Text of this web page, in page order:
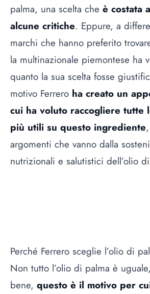
palma, una scelta che è costata
alcune critiche. Eppure, a
marchi che hanno preferito
la multinazionale piemontese ha
quanto la sua scelta fosse
motivo Ferrero ha creato un
cui ha voluto raccogliere tutte
più utili su questo ingrediente
argomenti che vanno dalla
nutrizionali e salutistici dell’olio
Perché Ferrero sceglie l’olio di
Non tutto l’olio di palma è
bene, questo è il motivo per